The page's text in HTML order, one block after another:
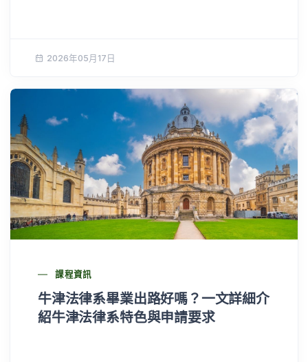
2026年05月17日
課程資訊
牛津法律系畢業出路好嗎？一文詳細介
紹牛津法律系特色與申請要求